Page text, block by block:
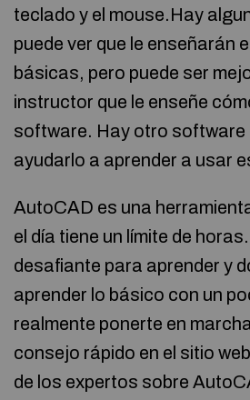
teclado y el mouse.Hay
puede ver que le enseñarán
básicas, pero puede ser
instructor que le enseñe
software. Hay otro software
ayudarlo a aprender a usar
AutoCAD es una
el día tiene un límite de
desafiante para aprender y
aprender lo básico con un
realmente ponerte en
consejo rápido en el sitio
de los expertos sobre